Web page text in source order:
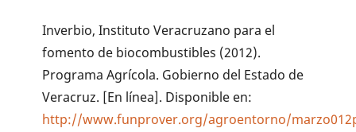
Inverbio, Instituto Veracruzano para el
fomento de biocombustibles (2012).
Programa Agrícola. Gobierno del Estado de
Veracruz. [En línea]. Disponible en:
http://www.funprover.org/agroentorno/